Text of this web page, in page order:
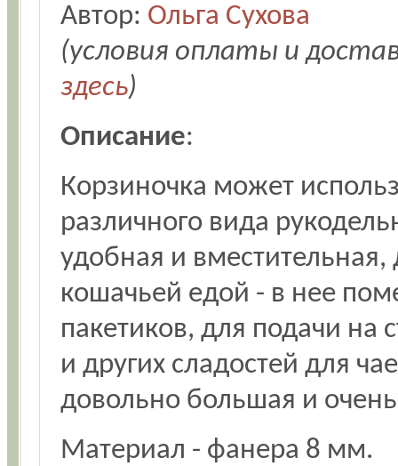
Автор: Ольга Сухова
(условия оплаты и
здесь)
Описание:
Корзиночка может
различного вида
удобная и вместительная,
кошачьей едой - в нее
пакетиков, для подачи на
и других сладостей для
довольно большая и
Материал - фанера 8 мм.